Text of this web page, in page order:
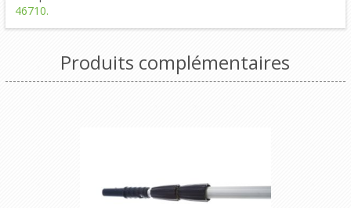
46710.
Produits complémentaires